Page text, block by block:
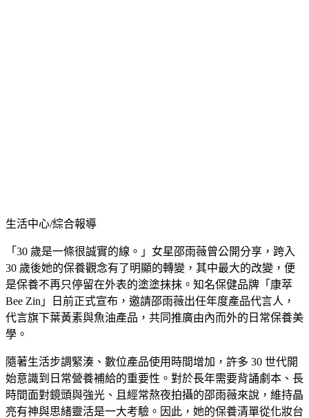
生活中心/綜合報導
「30 歲是一條很誠實的線。」女星邵雨薇曾公開分享，跨入
30 歲後她的保養觀念有了明顯的轉變，其中最大的改變，便
是保養不再只停留在外表的塗塗抹抹。知名保健品牌「康萃
Bee Zin」日前正式宣布，邀請邵雨薇出任年度產品代言人，
代言旗下葉黃素與魚油產品，共同推廣由內而外的日常保養美
學。
隨著生活步調緊湊、數位產品使用時間增加，許多 30 世代開
始意識到日常營養補給的重要性。對於長年需要背誦劇本、長
時間面對鏡頭與強光、且經常熬夜拍攝的邵雨薇來說，維持晶
亮有神與思緒靈活是一大考驗。因此，她的保養清單從化妝台